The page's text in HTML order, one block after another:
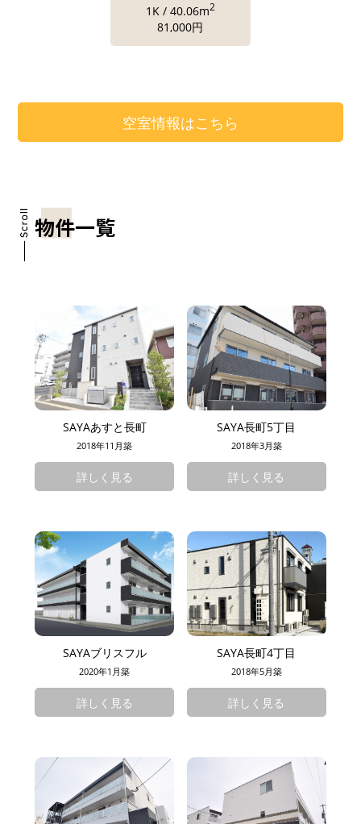
1K / 40.06m2
81,000円
空室情報はこちら
物件一覧
SAYAあすと長町
2018年11月築
詳しく見る
SAYA長町5丁目
2018年3月築
詳しく見る
SAYAブリスフル
2020年1月築
詳しく見る
SAYA長町4丁目
2018年5月築
詳しく見る